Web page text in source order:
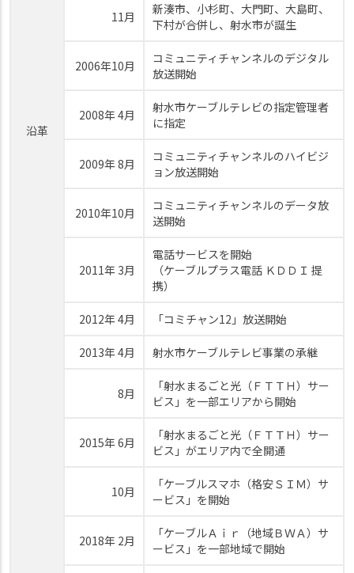
沿革
11月
新湊市、小杉町、大門町、大島町、
下村が合併し、射水市が誕生
2006年10月
コミュニティチャンネルのデジタル
放送開始
2008年 4月
射水市ケーブルテレビの指定管理者
に指定
2009年 8月
コミュニティチャンネルのハイビジ
ョン放送開始
2010年10月
コミュニティチャンネルのデータ放
送開始
2011年 3月
電話サービスを開始
（ケーブルプラス電話 ＫＤＤＩ 提
携）
2012年 4月 「コミチャン12」放送開始
2013年 4月 射水市ケーブルテレビ事業の承継
8月
「射水まるごと光（ＦＴＴＨ）サー
ビス」を一部エリアから開始
2015年 6月
「射水まるごと光（ＦＴＴＨ）サー
ビス」がエリア内で全開通
10月
「ケーブルスマホ（格安ＳＩＭ）サ
ービス」を開始
2018年 2月
「ケーブルＡｉｒ（地域ＢＷＡ）サ
ービス」を一部地域で開始